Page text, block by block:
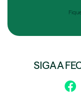
SIGA A